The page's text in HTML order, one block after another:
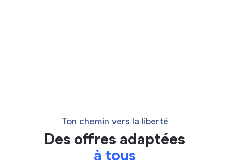
Ton chemin vers la liberté
Des offres adaptées
à tous